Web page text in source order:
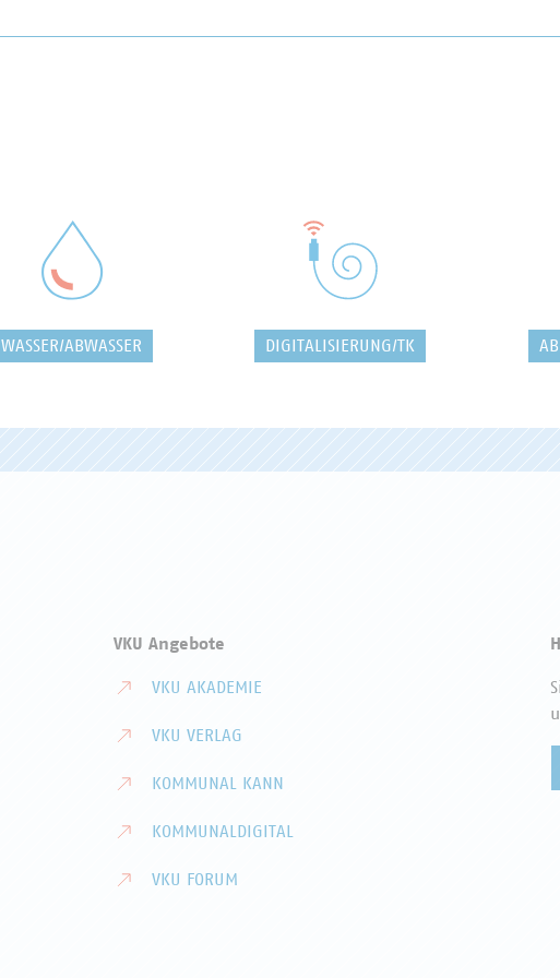
WASSER/ABWASSER DIGITALISIERUNG/TK
VKU Angebote
VKU AKADEMIE
VKU VERLAG
KOMMUNAL KANN
KOMMUNALDIGITAL
VKU FORUM